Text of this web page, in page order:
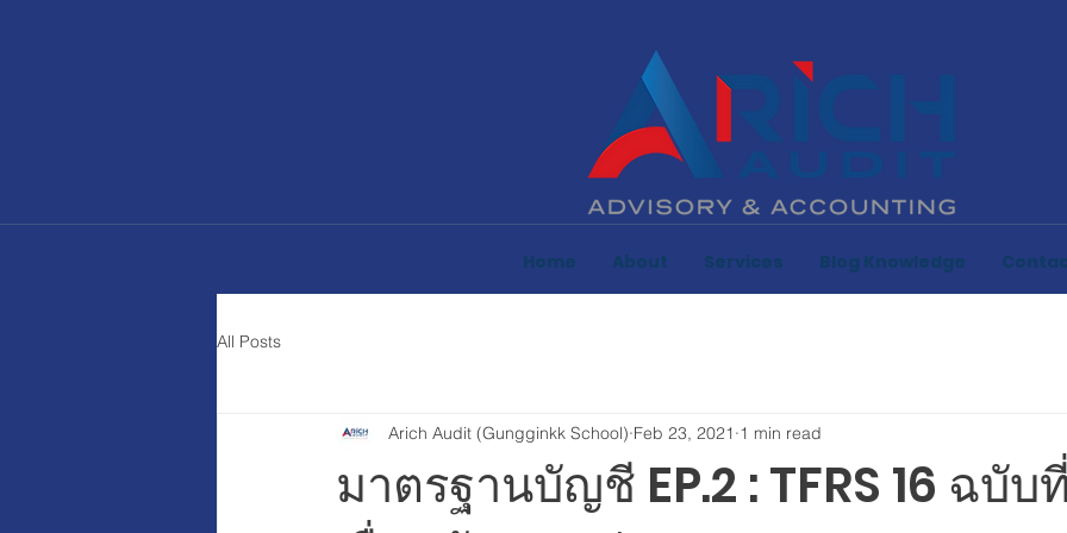
Home About Services Blog Knowledge
All Posts
มาตรฐานบัญชี EP.2 : TFRS 16 ฉบับ
Arich Audit (Gungginkk School) Feb 23, 2021 1 min read